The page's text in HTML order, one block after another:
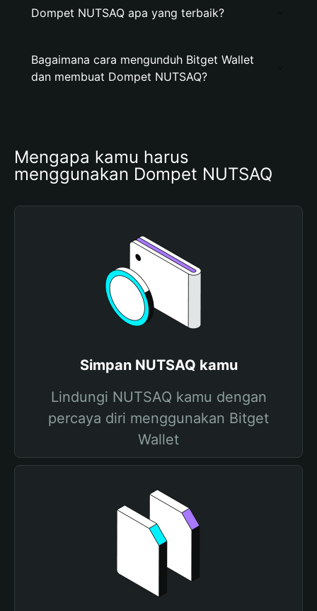
Dompet NUTSAQ apa yang terbaik?
Bagaimana cara mengunduh Bitget Wallet
dan membuat Dompet NUTSAQ?
Mengapa kamu harus
menggunakan Dompet NUTSAQ
Simpan NUTSAQ kamu
Lindungi NUTSAQ kamu dengan
percaya diri menggunakan Bitget
Wallet